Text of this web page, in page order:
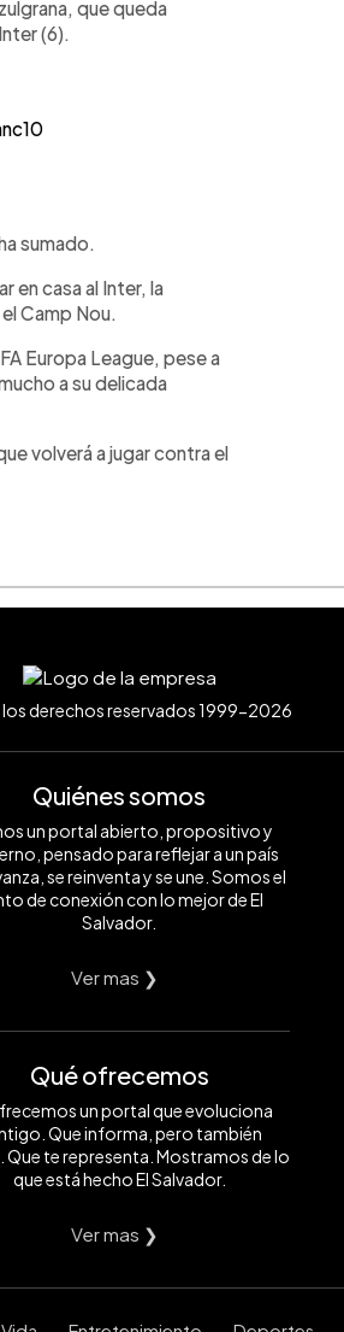
que queda
(6).
sumado.
en casa al Inter, la
Camp Nou.
Europa League, pese a
a su delicada
volverá a jugar contra el
derechos reservados 1999-2026
Quiénes somos
un portal abierto, propositivo y
pensado para reflejar a un país
se reinventa y se une. Somos el
de conexión con lo mejor de El
Salvador.
Ver mas ❯
Qué ofrecemos
un portal que evoluciona
Que informa, pero también
Que te representa. Mostramos de lo
que está hecho El Salvador.
Ver mas ❯